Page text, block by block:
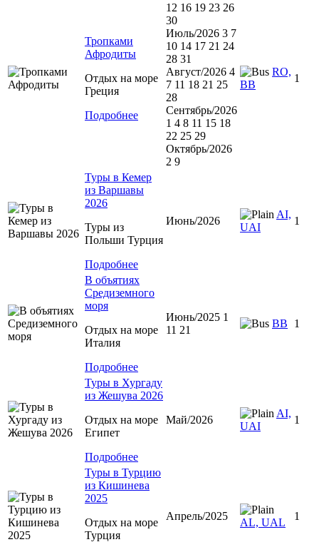
Тропками
Афродиты
Отдых на море
Греция
Подробнее
12 16 19 23 26
30
Июль/2026 3 7
10 14 17 21 24
28 31
Август/2026 4
7 11 18 21 25
28
Сентябрь/2026
1 4 8 11 15 18
22 25 29
Октябрь/2026
2 9
RO,
BB
1
Туры в Кемер
из Варшавы
2026
Туры из
Польши Турция
Подробнее
Июнь/2026
AI,
UAI
1
В объятиях
Средиземного
моря
Отдых на море
Италия
Подробнее
Июнь/2025 1
11 21
BB 1
Туры в Хургаду
из Жешува 2026
Отдых на море
Египет
Подробнее
Май/2026
AI,
UAI
1
Туры в Турцию
из Кишинева
2025
Отдых на море
Турция
Апрель/2025
AL, UAL
1